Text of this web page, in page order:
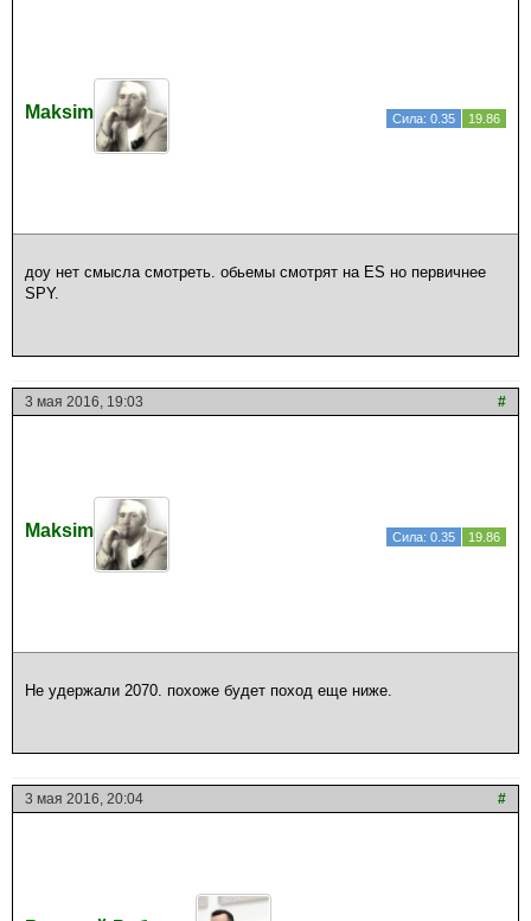
Maksim Сила: 0.35 19.86
доу нет смысла смотреть. обьемы смотрят на ES но первичнее
SPY.
3 мая 2016, 19:03 #
Maksim Сила: 0.35 19.86
Не удержали 2070. похоже будет поход еще ниже.
3 мая 2016, 20:04 #